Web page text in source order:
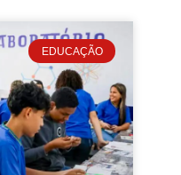
EDUCAÇÃO